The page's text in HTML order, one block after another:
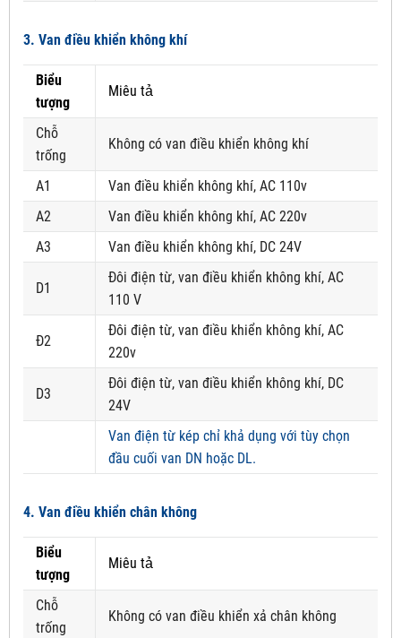
3. Van điều khiển không khí
Biểu
tượng
Miêu tả
Chỗ
trống
Không có van điều khiển không khí
A1
Van điều khiển không khí, AC 110v
A2
Van điều khiển không khí, AC 220v
A3
Van điều khiển không khí, DC 24V
D1
Đôi điện từ, van điều khiển không khí, AC
110 V
Đ2
Đôi điện từ, van điều khiển không khí, AC
220v
D3
Đôi điện từ, van điều khiển không khí, DC
24V
Van điện từ kép chỉ khả dụng với tùy chọn
đầu cuối van DN hoặc DL.
4. Van điều khiển chân không
Biểu
tượng
Miêu tả
Chỗ
trống
Không có van điều khiển xả chân không